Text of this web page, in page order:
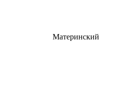
Материнский